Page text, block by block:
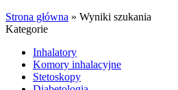
Strona główna » Wyniki szukania
Kategorie
Inhalatory
Komory inhalacyjne
Stetoskopy